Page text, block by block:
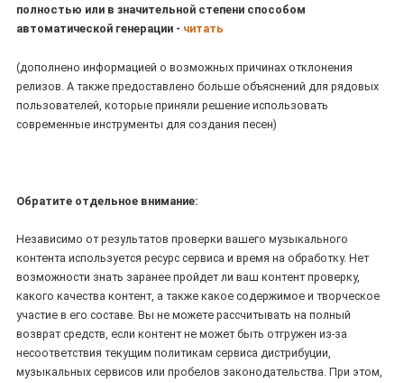
полностью или в значительной степени способом
автоматической генерации - читать
(дополнено информацией о возможных причинах отклонения
релизов. А также предоставлено больше объяснений для рядовых
пользователей, которые приняли решение использовать
современные инструменты для создания песен)
Обратите отдельное внимание:
Независимо от результатов проверки вашего музыкального
контента используется ресурс сервиса и время на обработку. Нет
возможности знать заранее пройдет ли ваш контент проверку,
какого качества контент, а также какое содержимое и творческое
участие в его составе. Вы не можете рассчитывать на полный
возврат средств, если контент не может быть отгружен из-за
несоответствия текущим политикам сервиса дистрибуции,
музыкальных сервисов или пробелов законодательства. При этом,